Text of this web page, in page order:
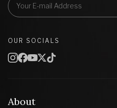
About
OUR SOCIALS